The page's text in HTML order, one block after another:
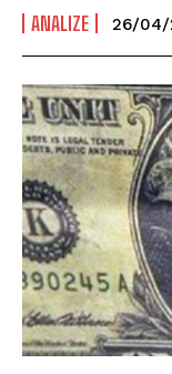
ANALIZE 26/04/